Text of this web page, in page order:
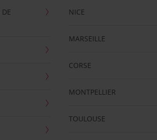
NICE
MARSEILLE
CORSE
MONTPELLIER
TOULOUSE